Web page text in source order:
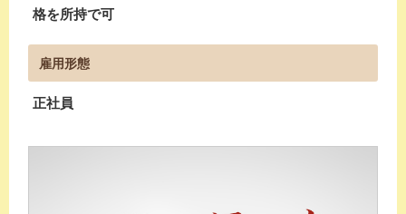
格を所持で可
雇用形態
正社員